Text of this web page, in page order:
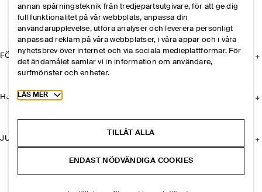
FÖRETAGET
HJÄLP
JURIDISK INFORMATION
annan spårningsteknik från tredjepartsutgivare, för att ge dig
full funktionalitet på vår webbplats, anpassa din
användarupplevelse, utföra analyser och leverera personligt
anpassad reklam på våra webbplatser, i våra appar och i våra
nyhetsbrev över internet och via sociala medieplattformar. För
det ändamålet samlar vi in information om användare,
surfmönster och enheter.
Toggle more cookie information
LÄS MER
TILLÅT ALLA
ENDAST NÖDVÄNDIGA COOKIES